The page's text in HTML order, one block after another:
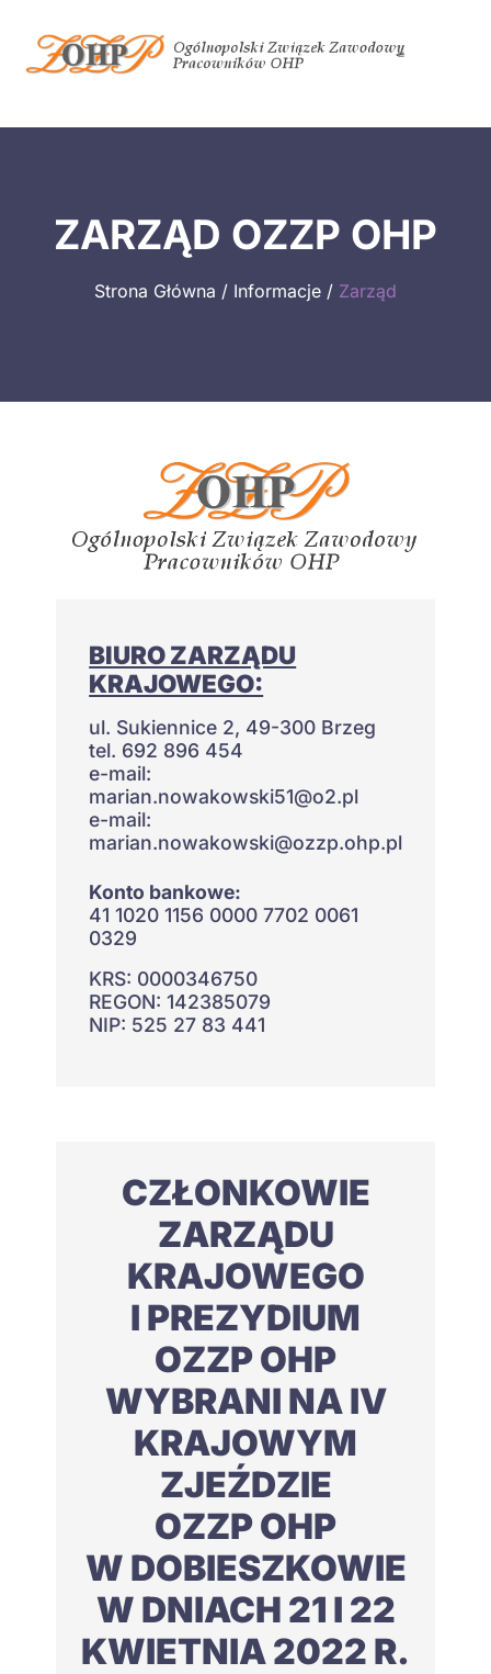
ZARZĄD OZZP OHP
Strona Główna / Informacje / Zarząd
BIURO ZARZĄDU
KRAJOWEGO:
ul. Sukiennice 2, 49-300 Brzeg
tel. 692 896 454
e-mail:
marian.nowakowski51@o2.pl
e-mail:
marian.nowakowski@ozzp.ohp.pl
Konto bankowe:
41 1020 1156 0000 7702 0061
0329
KRS: 0000346750
REGON: 142385079
NIP: 525 27 83 441
CZŁONKOWIE
ZARZĄDU
KRAJOWEGO
I PREZYDIUM
OZZP OHP
WYBRANI NA IV
KRAJOWYM
ZJEŹDZIE
OZZP OHP
W DOBIESZKOWIE
W DNIACH 21 I 22
KWIETNIA 2022 R.